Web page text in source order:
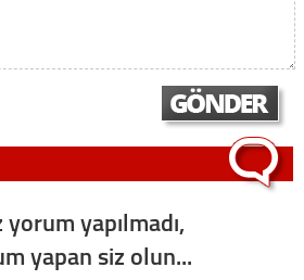
yapılmadı,
yapan siz olun...